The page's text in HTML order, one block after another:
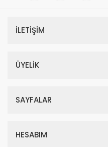
İLETİŞİM
ÜYELİK
SAYFALAR
HESABIM